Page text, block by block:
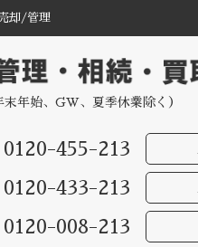
却/管理
年始、GW、夏季休業除く）
0120-455-213
0120-433-213
0120-008-213